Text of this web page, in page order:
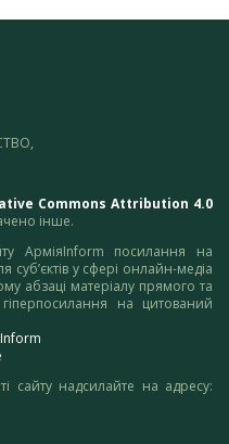
Commons Attribution 4.0
інше.
АрміяInform посилання на
суб’єктів у сфері онлайн-медіа
абзаці матеріалу прямого та
на цитований
сайту надсилайте на адресу: